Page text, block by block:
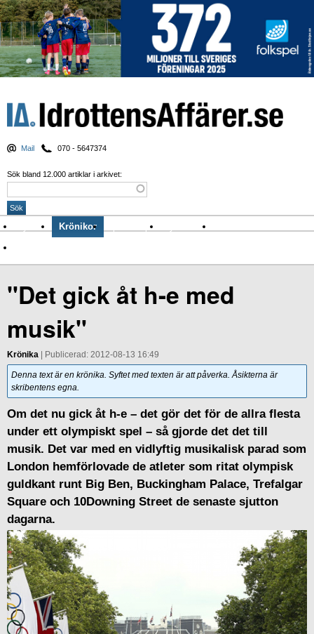
Mail 070 - 5647374
Sök bland 12.000 artiklar i arkivet:
Nyheter Krönikor Sport & spel Nyhetsbrev
"Det gick åt h-e med
musik"
Krönika | Publicerad: 2012-08-13 16:49
Denna text är en krönika. Syftet med texten är att påverka. Åsikterna är
skribentens egna.
Om det nu gick åt h-e – det gör det för de allra flesta
under ett olympiskt spel – så gjorde det det till
musik. Det var med en vidlyftig musikalisk parad som
London hemförlovade de atleter som ritat olympisk
guldkant runt Big Ben, Buckingham Palace, Trefalgar
Square och 10Downing Street de senaste sjutton
dagarna.